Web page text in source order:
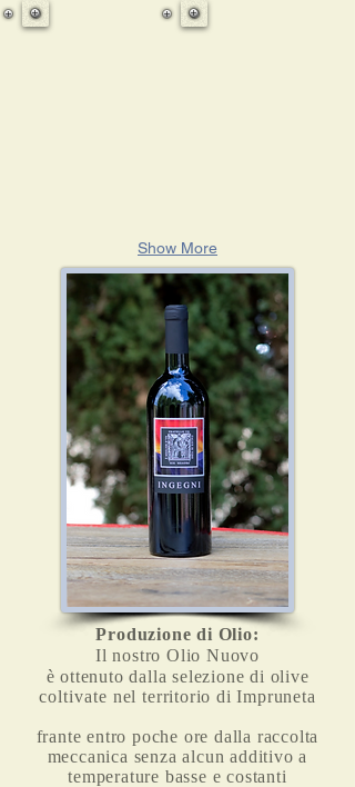
Show More
Produzione di Olio:
Il nostro Olio Nuovo
è ottenuto dalla selezione di olive
coltivate nel territorio di Impruneta
frante entro poche ore dalla raccolta
meccanica senza alcunadditivo a
temperature basse e costanti